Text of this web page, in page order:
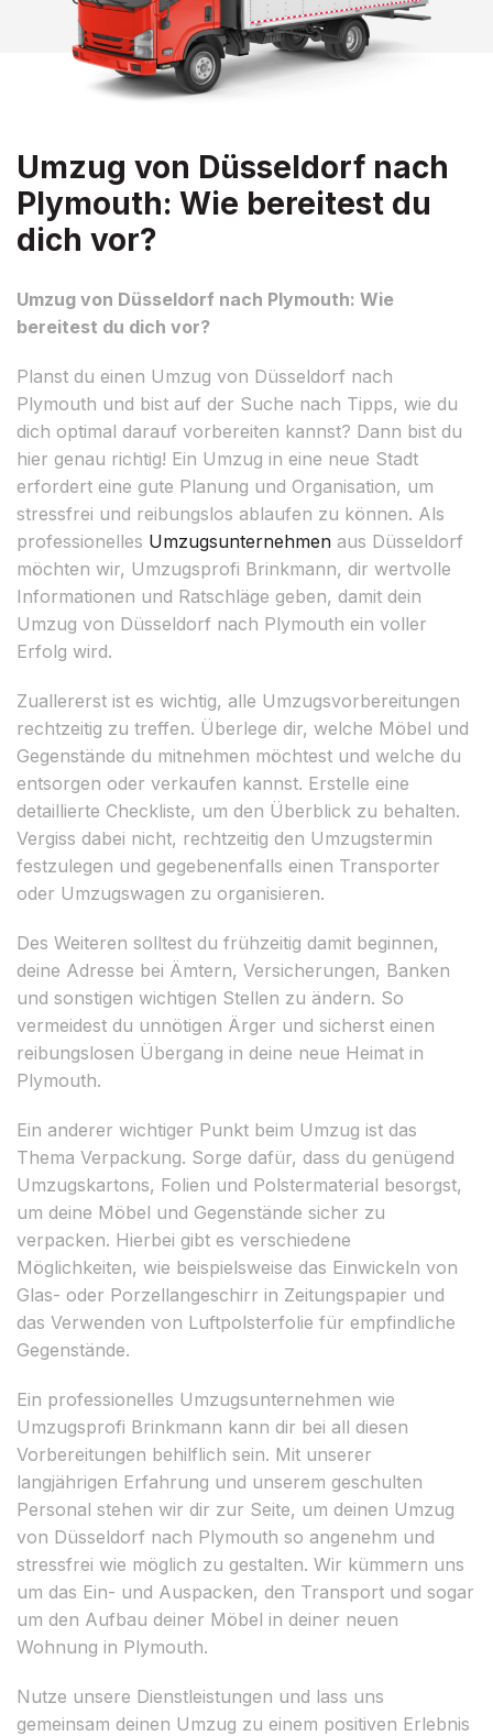
Umzug von Düsseldorf nach
Plymouth: Wie bereitest du
dich vor?
Umzug von Düsseldorf nach Plymouth: Wie
bereitest du dich vor?
Planst du einen Umzug von Düsseldorf nach
Plymouth und bist auf der Suche nach Tipps, wie du
dich optimal darauf vorbereiten kannst? Dann bist du
hier genau richtig! Ein Umzug in eine neue Stadt
erfordert eine gute Planung und Organisation, um
stressfrei und reibungslos ablaufen zu können. Als
professionelles Umzugsunternehmen aus Düsseldorf
möchten wir, Umzugsprofi Brinkmann, dir wertvolle
Informationen und Ratschläge geben, damit dein
Umzug von Düsseldorf nach Plymouth ein voller
Erfolg wird.
Zuallererst ist es wichtig, alle Umzugsvorbereitungen
rechtzeitig zu treffen. Überlege dir, welche Möbel und
Gegenstände du mitnehmen möchtest und welche du
entsorgen oder verkaufen kannst. Erstelle eine
detaillierte Checkliste, um den Überblick zu behalten.
Vergiss dabei nicht, rechtzeitig den Umzugstermin
festzulegen und gegebenenfalls einen Transporter
oder Umzugswagen zu organisieren.
Des Weiteren solltest du frühzeitig damit beginnen,
deine Adresse bei Ämtern, Versicherungen, Banken
und sonstigen wichtigen Stellen zu ändern. So
vermeidest du unnötigen Ärger und sicherst einen
reibungslosen Übergang in deine neue Heimat in
Plymouth.
Ein anderer wichtiger Punkt beim Umzug ist das
Thema Verpackung. Sorge dafür, dass du genügend
Umzugskartons, Folien und Polstermaterial besorgst,
um deine Möbel und Gegenstände sicher zu
verpacken. Hierbei gibt es verschiedene
Möglichkeiten, wie beispielsweise das Einwickeln von
Glas- oder Porzellangeschirr in Zeitungspapier und
das Verwenden von Luftpolsterfolie für empfindliche
Gegenstände.
Ein professionelles Umzugsunternehmen wie
Umzugsprofi Brinkmann kann dir bei all diesen
Vorbereitungen behilflich sein. Mit unserer
langjährigen Erfahrung und unserem geschulten
Personal stehen wir dir zur Seite, um deinen Umzug
von Düsseldorf nach Plymouth so angenehm und
stressfrei wie möglich zu gestalten. Wir kümmern uns
um das Ein- und Auspacken, den Transport und sogar
um den Aufbau deiner Möbel in deiner neuen
Wohnung in Plymouth.
Nutze unsere Dienstleistungen und lass uns
gemeinsam deinen Umzug zu einem positiven Erlebnis